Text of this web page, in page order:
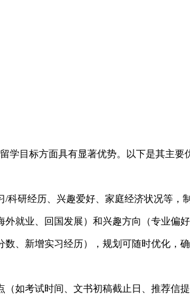
目标方面具有显著优势。以下是其主要
研经历、兴趣爱好、家庭经济状况等，
就业、回国发展）和兴趣方向（专业偏
、新增实习经历），规划可随时优化，确
如考试时间、文书初稿截止日、推荐信